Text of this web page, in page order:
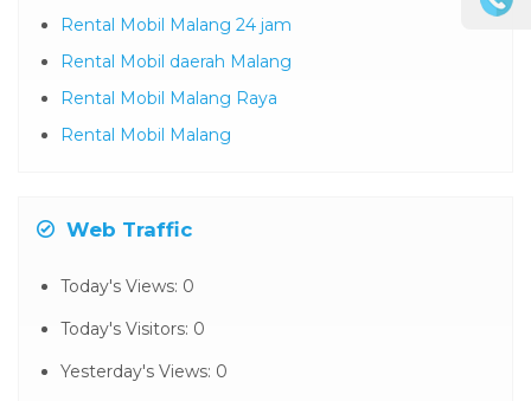
Rental Mobil Malang 24 jam
Rental Mobil daerah Malang
Rental Mobil Malang Raya
Rental Mobil Malang
Web Traffic
Today's Views: 0
Today's Visitors: 0
Yesterday's Views: 0